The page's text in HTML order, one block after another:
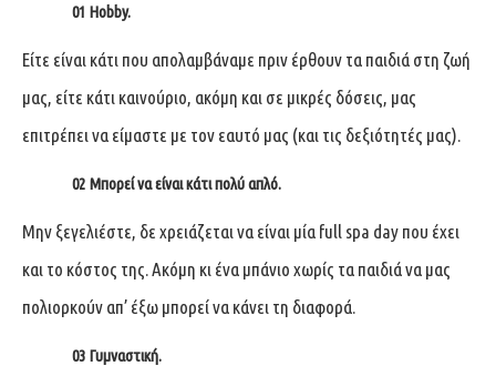
01 Hobby.
Είτε είναι κάτι που απολαμβάναμε πριν έρθουν τα παιδιά στη ζωή
μας, είτε κάτι καινούριο, ακόμη και σε μικρές δόσεις, μας
επιτρέπει να είμαστε με τον εαυτό μας (και τις δεξιότητές μας).
02 Μπορεί να είναι κάτι πολύ απλό.
Μην ξεγελιέστε, δε χρειάζεται να είναι μία full spa day που έχει
και το κόστος της. Ακόμη κι ένα μπάνιο χωρίς τα παιδιά να μας
πολιορκούν απ’ έξω μπορεί να κάνει τη διαφορά.
03 Γυμναστική.